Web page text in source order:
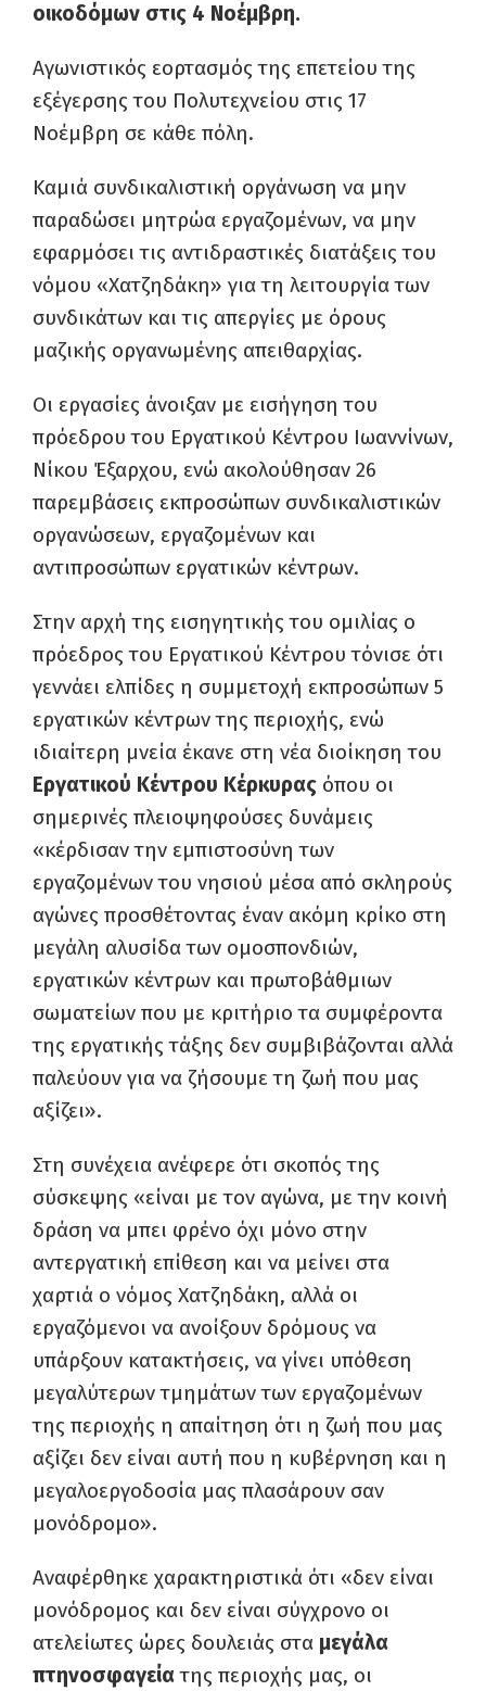
οικοδόμων στις 4 Νοέμβρη.
Αγωνιστικός εορτασμός της επετείου της
εξέγερσης του Πολυτεχνείου στις 17
Νοέμβρη σε κάθε πόλη.
Καμιά συνδικαλιστική οργάνωση να μην
παραδώσει μητρώα εργαζομένων, να μην
εφαρμόσει τις αντιδραστικές διατάξεις του
νόμου «Χατζηδάκη» για τη λειτουργία των
συνδικάτων και τις απεργίες με όρους
μαζικής οργανωμένης απειθαρχίας.
Οι εργασίες άνοιξαν με εισήγηση του
πρόεδρου του Εργατικού Κέντρου Ιωαννίνων,
Νίκου Έξαρχου, ενώ ακολούθησαν 26
παρεμβάσεις εκπροσώπων συνδικαλιστικών
οργανώσεων, εργαζομένων και
αντιπροσώπων εργατικών κέντρων.
Στην αρχή της εισηγητικής του ομιλίας ο
πρόεδρος του Εργατικού Κέντρου τόνισε ότι
γεννάει ελπίδες η συμμετοχή εκπροσώπων 5
εργατικών κέντρων της περιοχής, ενώ
ιδιαίτερη μνεία έκανε στη νέα διοίκηση του
Εργατικού Κέντρου Κέρκυρας όπου οι
σημερινές πλειοψηφούσες δυνάμεις
«κέρδισαν την εμπιστοσύνη των
εργαζομένων του νησιού μέσα από σκληρούς
αγώνες προσθέτοντας έναν ακόμη κρίκο στη
μεγάλη αλυσίδα των ομοσπονδιών,
εργατικών κέντρων και πρωτοβάθμιων
σωματείων που με κριτήριο τα συμφέροντα
της εργατικής τάξης δεν συμβιβάζονται αλλά
παλεύουν για να ζήσουμε τη ζωή που μας
αξίζει».
Στη συνέχεια ανέφερε ότι σκοπός της
σύσκεψης «είναι με τον αγώνα, με την κοινή
δράση να μπει φρένο όχι μόνο στην
αντεργατική επίθεση και να μείνει στα
χαρτιά ο νόμος Χατζηδάκη, αλλά οι
εργαζόμενοι να ανοίξουν δρόμους να
υπάρξουν κατακτήσεις, να γίνει υπόθεση
μεγαλύτερων τμημάτων των εργαζομένων
της περιοχής η απαίτηση ότι η ζωή που μας
αξίζει δεν είναι αυτή που η κυβέρνηση και η
μεγαλοεργοδοσία μας πλασάρουν σαν
μονόδρομο».
Αναφέρθηκε χαρακτηριστικά ότι «δεν είναι
μονόδρομος και δεν είναι σύγχρονο οι
ατελείωτες ώρες δουλειάς στα μεγάλα
πτηνοσφαγείατης περιοχής μας, οι